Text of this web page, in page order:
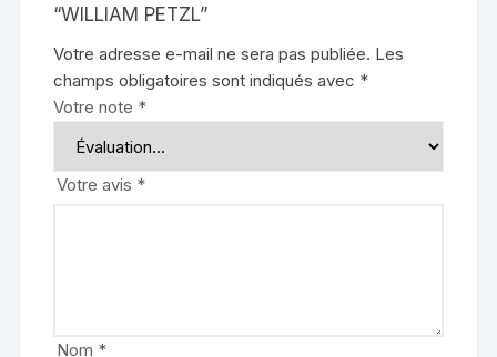
“WILLIAM PETZL”
Votre adresse e-mail ne sera pas publiée. Les
champs obligatoires sont indiqués avec *
Votre note *
Votre avis *
Nom *